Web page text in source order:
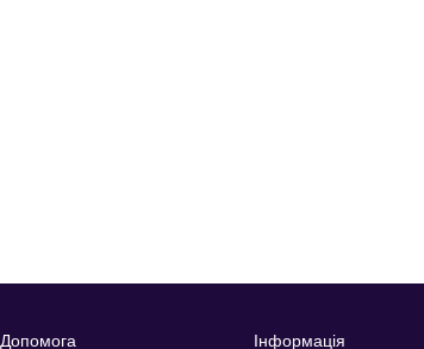
Допомога Інформація